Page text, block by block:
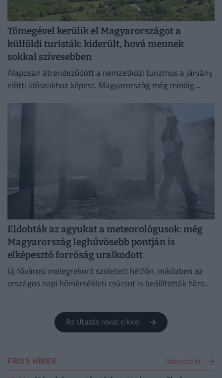
Tömegével kerülik el Magyarországot a
külföldi turisták: kiderült, hová mennek
sokkal szívesebben
Alaposan átrendeződött a nemzetközi turizmus a járvány
előtti időszakhoz képest. Magyarország még mindig
Eldobták az agyukat a meteorológusok: még
Magyarország leghűvösebb pontján is
elképesztő forróság uralkodott
Új fővárosi melegrekord született hétfőn, miközben az
országos napi hőmérsékleti csúcsot is beállították három
Az Utazás rovat cikkei
FRISS HÍREK Több friss hír